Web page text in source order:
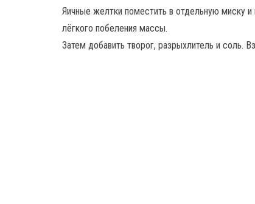
Яичные желтки поместить в отдельную миску
лёгкого побеления массы.
Затем добавить творог, разрыхлитель и соль.